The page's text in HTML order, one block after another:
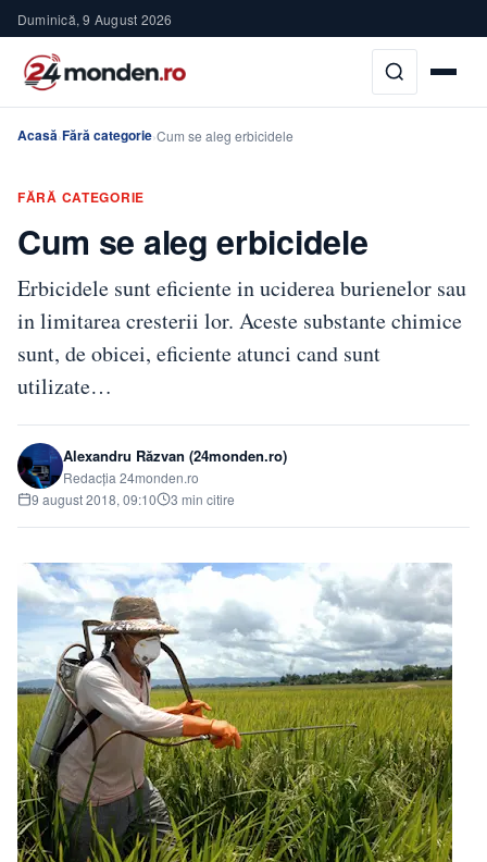
Duminică, 9 August 2026
Acasă›Fără categorie›Cum se aleg erbicidele
FĂRĂ CATEGORIE
Cum se aleg erbicidele
Erbicidele sunt eficiente in uciderea burienelor sau
in limitarea cresterii lor. Aceste substante chimice
sunt, de obicei, eficiente atunci cand sunt
utilizate…
Alexandru Răzvan (24monden.ro)
Redacția 24monden.ro
9 august 2018, 09:10
3 min citire